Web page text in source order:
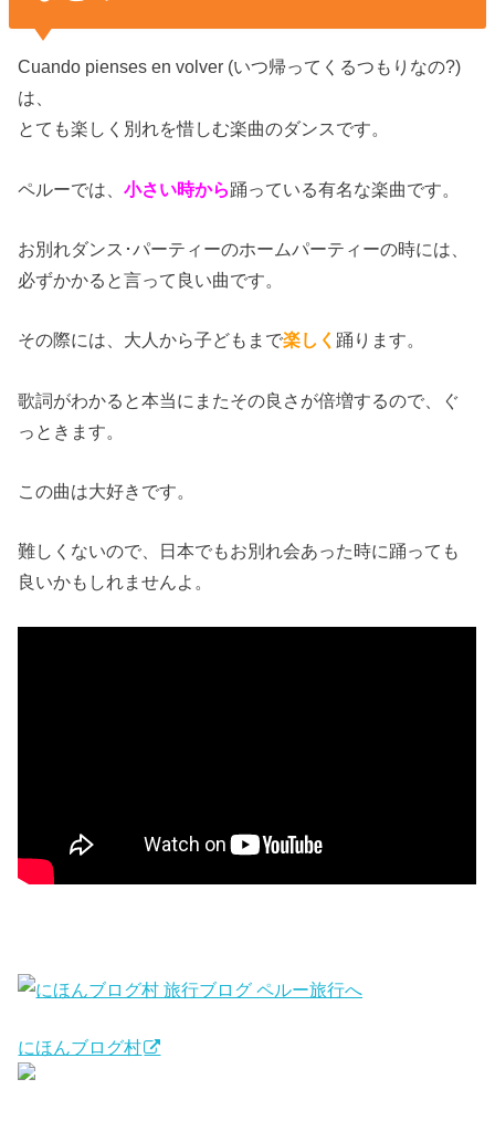
Cuando pienses en volver (いつ帰ってくるつもりなの?)
は、
とても楽しく別れを惜しむ楽曲のダンスです。
ペルーでは、小さい時から踊っている有名な楽曲です。
お別れダンス･パーティーのホームパーティーの時には、
必ずかかると言って良い曲です。
その際には、大人から子どもまで楽しく 踊ります。
歌詞がわかると本当にまたその良さが倍増するので、ぐ
っときます。
この曲は大好きです。
難しくないので、日本でもお別れ会あった時に踊っても
良いかもしれませんよ。
にほんブログ村